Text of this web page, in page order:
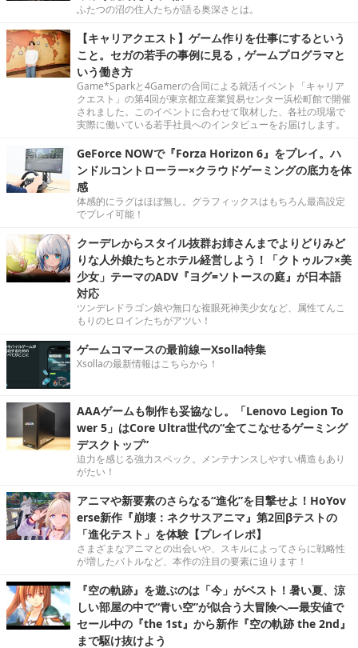
ふたつの沼の住人たちが語る奥深さとは。
【キャリアクエスト】ゲーム作りを仕事にするという
こと。セガの若手の事例に見る，ゲームプログラマと
いう働き方
Game*Sparkと4Gamerの合同による就活イベント「キャリア
クエスト」の第4回が東京都立産業貿易センター浜松町館で開催
されました。このイベントに合わせて取材した、各社の現場で
実際に働いている若手社員へのインタビューをお届けします。
GeForce NOWで『Forza Horizon 6』をプレイ。ハ
ンドルコントローラー×クラウドゲーミングの底力を体
感
体感的にラグはほぼ無し。グラフィックスはもちろん最高設定
でプレイ可能！
クーデレからスタイル抜群お姉さんまでよりどりみど
りな人外娘たちとホテル経営しよう！「クトゥルフ×美
少女」テーマのADV『ヨグ=ソトースの庭』が日本語
対応
ツンデレドラゴン娘や無口な複眼死神美少女など、属性てんこ
もりのヒロインたちがアツい！
ゲームコマースの最前線ーXsolla特集
Xsollaの最新情報はこちらから！
AAAゲームも制作も妥協なし。「Lenovo Legion To
wer 5」はCore Ultra世代の“全てこなせるゲーミング
デスクトップ”
迫力を感じる強力スペック。メンテナンスしやすい構造もあり
がたい！
アニマや新要素のさらなる“進化”を目撃せよ！HoYov
erse新作『崩壊：ネクサスアニマ』第2回βテストの
「進化テスト」を体験【プレイレポ】
さまざまなアニマとの出会いや、スキルによってさらに戦略性
が増したバトルなど、本作の注目の要素に迫ります！
『空の軌跡』を遊ぶのは「今」がベスト！暑い夏、涼
しい部屋の中で“青い空”が似合う大冒険へ―最安値で
セール中の『the 1st』から新作『空の軌跡 the 2nd』
まで駆け抜けよう